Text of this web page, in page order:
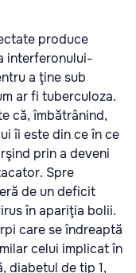
produce
interferonului-
a ţine sub
ar fi tuberculoza.
că, îmbătrânind,
îi este din ce în ce
prin a deveni
Spre
de un deficit
în apariţia bolii.
care se îndreaptă
celui implicat în
diabetul de tip 1,